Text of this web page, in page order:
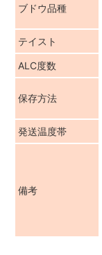
ブドウ品種
テイスト
ALC度数
保存方法
発送温度帯
備考